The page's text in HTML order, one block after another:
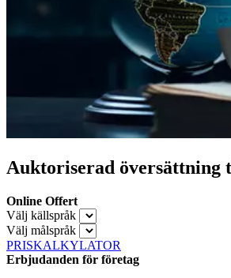
Auktoriserad översättning
Online Offert
Välj källspråk
Välj målspråk
PRISKALKYLATOR
Erbjudanden för företag